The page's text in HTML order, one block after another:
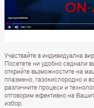
Участвайте в индивидуална
Посетете ни удобно седнали
открийте възможностите на
плазмено, газокислородно и
различните процеси и
отговорим ефективно на
избор.